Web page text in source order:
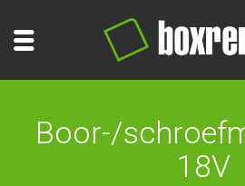
Boor-/
18V